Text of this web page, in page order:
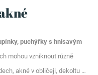
puchýřky s hnisavým
mohou vzniknout různě
akné v obličeji, dekoltu …